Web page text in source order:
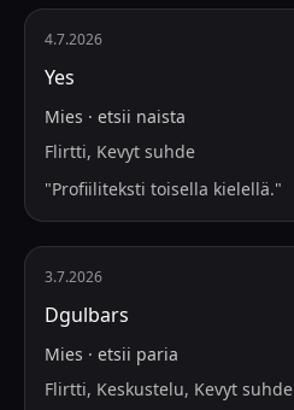
4.7.2026
Yes
Mies · etsii naista
Flirtti, Kevyt suhde
"Profiiliteksti toisella kielellä."
3.7.2026
Dgulbars
Mies · etsii paria
Flirtti, Keskustelu, Kevyt suhde